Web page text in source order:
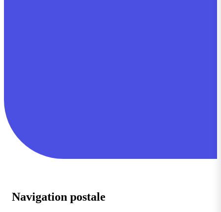
Navigation postale